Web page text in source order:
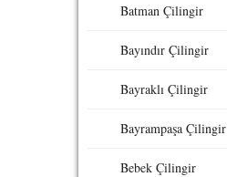
Batman Çilingir
Bayındır Çilingir
Bayraklı Çilingir
Bayrampaşa Çilingir
Bebek Çilingir